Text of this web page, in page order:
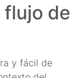
flujo de
y fácil de